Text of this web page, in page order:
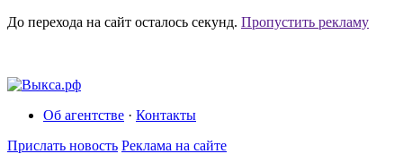
До перехода на сайт осталось секунд. Пропустить рекламу
Об агентстве · Контакты
Прислать новость Реклама на сайте